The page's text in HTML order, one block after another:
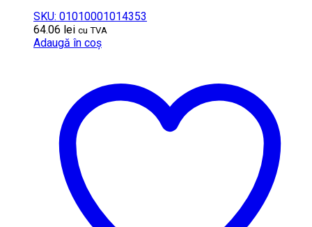
SKU: 01010001014353
64.06 lei cu TVA
Adaugă în coș